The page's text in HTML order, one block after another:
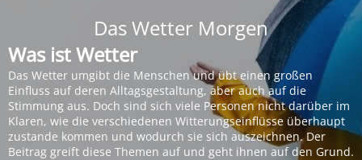
Das Wetter Morgen
Was ist Wetter
Das Wetter umgibt die Menschen und übt einen großen
Einfluss auf deren Alltagsgestaltung, aber auch auf die
Stimmung aus. Doch sind sich viele Personen nicht darüber im
Klaren, wie die verschiedenen Witterungseinflüsse überhaupt
zustande kommen und wodurch sie sich auszeichnen. Der
Beitrag greift diese Themen auf und geht ihnen auf den Grund.